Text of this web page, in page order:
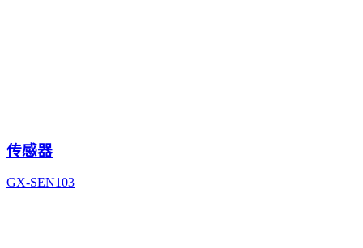
传感器
GX-SEN103